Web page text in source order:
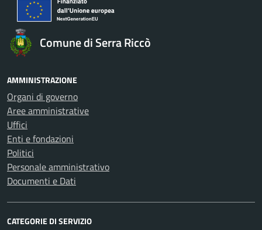
Comune di Serra Riccò
AMMINISTRAZIONE
Organi di governo
Aree amministrative
Uffici
Enti e fondazioni
Politici
Personale amministrativo
Documenti e Dati
CATEGORIE DI SERVIZIO